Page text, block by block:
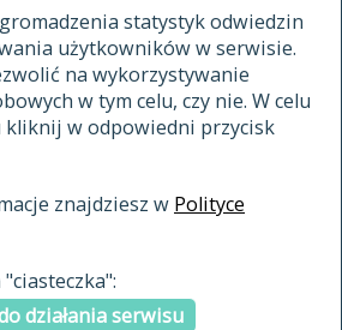
statystyk odwiedzin
użytkowników w serwisie.
na wykorzystywanie
w tym celu, czy nie. W celu
w odpowiedni przycisk
znajdziesz w Polityce
działania serwisu